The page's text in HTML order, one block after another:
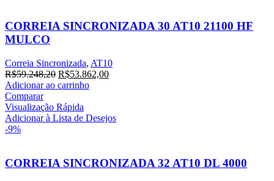
CORREIA SINCRONIZADA 30 AT10 21100 HF
MULCO
Correia Sincronizada, AT10
R$59.248,20 O
preço
era:
R$59.248,20.
R$53.862,00O
R$53.862,00.
Adicionar ao carrinho
Comparar
Visualização Rápida
Adicionar à Lista de Desejos
-9%
CORREIA SINCRONIZADA 32 AT10 DL 4000